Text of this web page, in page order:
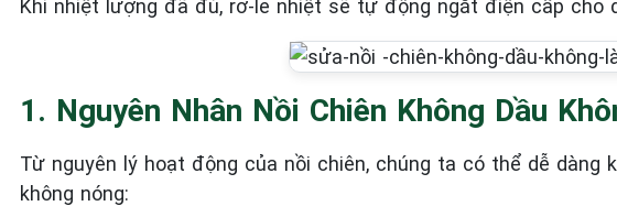
Khi nhiệt lượng đã đủ, rơ-le nhiệt sẽ tự động ngắt điện cấp cho
1. Nguyên Nhân Nồi Chiên Không Dầu
Từ nguyên lý hoạt động của nồi chiên, chúng ta có thể dễ
không nóng: